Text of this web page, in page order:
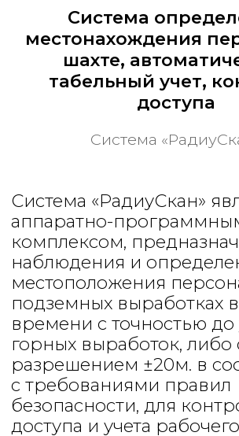
комплексом, предназначенным для
наблюдения и определения
местоположения персонала в
подземных выработках в реальном
времени с точностью до участка
горных выработок, либо с
разрешением ±20м. в соответствии
с требованиями правил
доступа и учета рабочего времени,
цифровой подземной сети связи.
Подсистема «РадиуСкан»
предназначена для применения в
подземных выработках шахт и
рудников, в том числе опасных по
газу и пыли.
Для наблюдения местоположения
подземного персонала шахты,
контроля доступа и учета рабочего
времени применяется технология
радиочастотной идентификации с
использованием активных и
пассивных RFID-меток.